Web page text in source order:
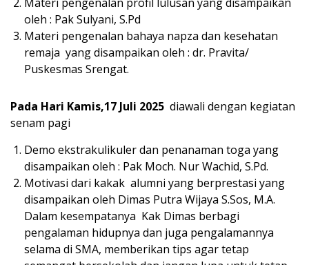
oleh : Pak Sulyani, S.Pd
Materi pengenalan bahaya napza dan kesehatan
remaja yang disampaikan oleh : dr. Pravita/
Puskesmas Srengat.
Pada Hari Kamis,17 Juli 2025 diawali dengan kegiatan
senam pagi
Demo ekstrakulikuler dan penanaman toga yang
disampaikan oleh : Pak Moch. Nur Wachid, S.Pd.
Motivasi dari kakak alumni yang berprestasi yang
disampaikan oleh Dimas Putra Wijaya S.Sos, M.A.
Dalam kesempatanya Kak Dimas berbagi
pengalaman hidupnya dan juga pengalamannya
selama di SMA, memberikan tips agar tetap